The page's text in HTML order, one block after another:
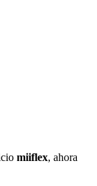
miiflex, ahora